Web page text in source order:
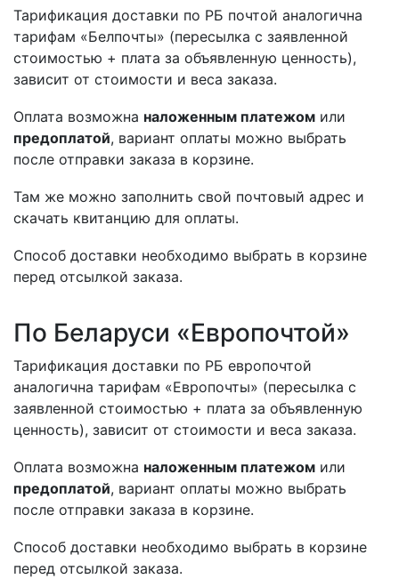
Тарификация доставки по РБ почтой аналогична
тарифам «Белпочты» (пересылка с заявленной
стоимостью + плата за объявленную ценность),
зависит от стоимости и веса заказа.
Оплата возможна наложенным платежом или
предоплатой, вариант оплаты можно выбрать
после отправки заказа в корзине.
Там же можно заполнить свой почтовый адрес и
скачать квитанцию для оплаты.
Способ доставки необходимо выбрать в корзине
перед отсылкой заказа.
По Беларуси «Европочтой»
Тарификация доставки по РБ европочтой
аналогична тарифам «Европочты» (пересылка с
заявленной стоимостью + плата за объявленную
ценность), зависит от стоимости и веса заказа.
Оплата возможна наложенным платежом или
предоплатой, вариант оплаты можно выбрать
после отправки заказа в корзине.
Способ доставки необходимо выбрать в корзине
перед отсылкой заказа.